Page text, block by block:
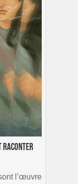
raconter
l’œuvre